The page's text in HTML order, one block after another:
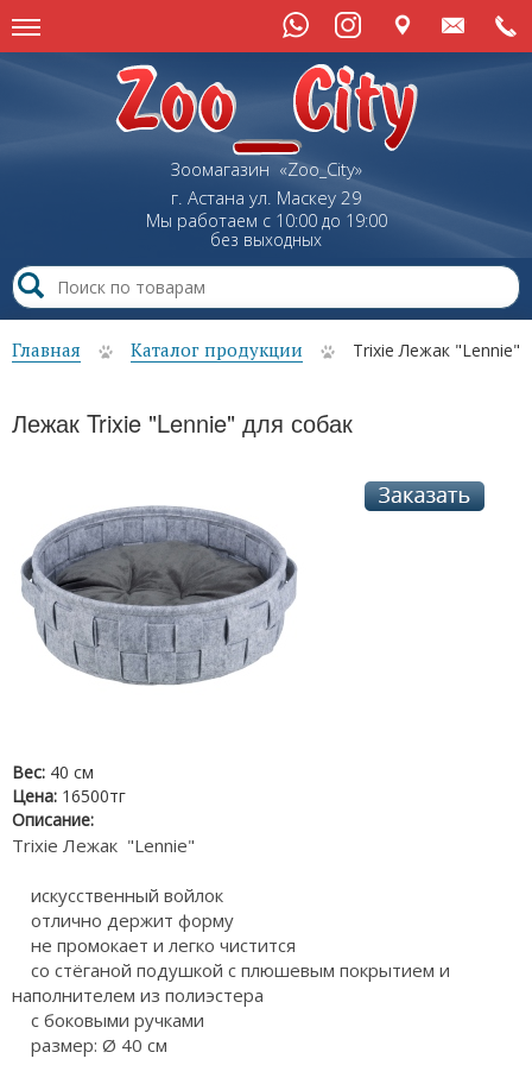
Зоомагазин «Zoo_City»
г. Астана ул. Маскеу29
Мы работаем с 10:00 до 19:00
без выходных
Главная Каталог продукции Trixie Лежак "Lennie"
Лежак Trixie "Lennie" для собак
Вес: 40 см
Цена: 16500тг
Описание:
Trixie Лежак "Lennie"
искусственный войлок
отлично держит форму
не промокает и легко чистится
со стёганой подушкой с плюшевым покрытием и
наполнителем из полиэстера
с боковыми ручками
размер: Ø 40 см